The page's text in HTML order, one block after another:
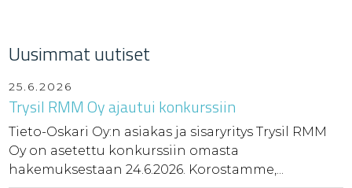
Uusimmat uutiset
25.6.2026
Trysil RMM Oy ajautui konkurssiin
Tieto-Oskari Oy:n asiakas ja sisaryritys Trysil RMM
Oy on asetettu konkurssiin omasta
hakemuksestaan 24.6.2026. Korostamme,...